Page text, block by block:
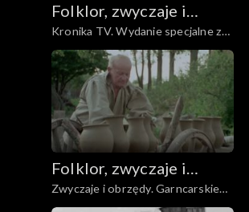
Folklor, zwyczaje i
sztuka ludowa
Kronika TV. Wydanie specjalne z
Tatrzańskiej Jesieni
Folklor, zwyczaje i
sztuka ludowa
Zwyczaje i obrzędy. Garncarskie
wyzwoliny